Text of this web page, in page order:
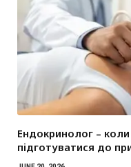
Ендокринолог –
підготуватися до